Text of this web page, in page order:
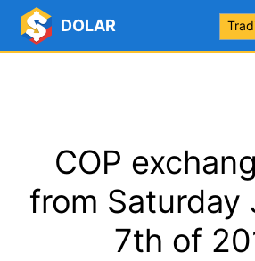
DOLAR
COP
from Saturday
7th of